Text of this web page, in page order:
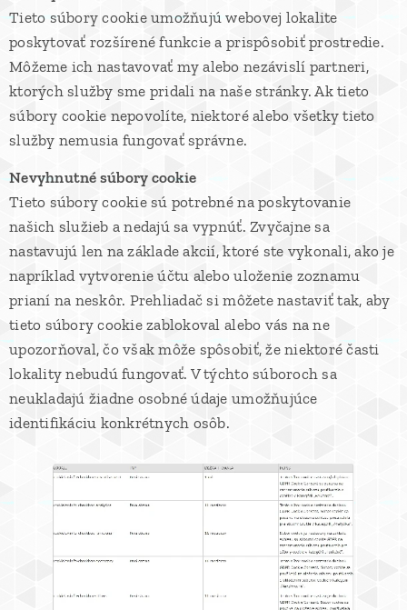
Tieto súbory cookie umožňujú webovej lokalite
poskytovať rozšírené funkcie a prispôsobiť prostredie.
Môžeme ich nastavovať my alebo nezávislí partneri,
ktorých služby sme pridali na naše stránky. Ak tieto
súbory cookie nepovolíte, niektoré alebo všetky tieto
služby nemusia fungovať správne.
Nevyhnutné súbory cookie
Tieto súbory cookie sú potrebné na poskytovanie
našich služieb a nedajú sa vypnúť. Zvyčajne sa
nastavujú len na základe akcií, ktoré ste vykonali, ako je
napríklad vytvorenie účtu alebo uloženie zoznamu
prianí na neskôr. Prehliadač si môžete nastaviť tak, aby
tieto súbory cookie zablokoval alebo vás na ne
upozorňoval, čo však môže spôsobiť, že niektoré časti
lokality nebudú fungovať. V týchto súboroch sa
neukladajú žiadne osobné údaje umožňujúce
identifikáciu konkrétnych osôb.